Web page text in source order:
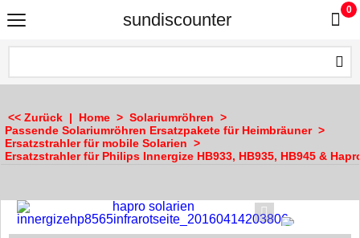
sundiscounter
0
<< Zurück | Home > Solariumröhren >
Passende Solariumröhren Ersatzpakete für Heimbräuner>
Ersatzstrahler für mobile Solarien >
Ersatzstrahler für Philips Innergize HB933, HB935, HB945 &